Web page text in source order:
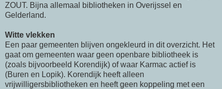
ZOUT. Bijna allemaal bibliotheken in Overijssel en
Gelderland.
Witte vlekken
Een paar gemeenten blijven ongekleurd in dit overzicht. Het
gaat om gemeenten waar geen openbare bibliotheek is
(zoals bijvoorbeeld Korendijk) of waar Karmac actief is
(Buren en Lopik). Korendijk heeft alleen
vrijwilligersbibliotheken en heeft geen koppeling met een